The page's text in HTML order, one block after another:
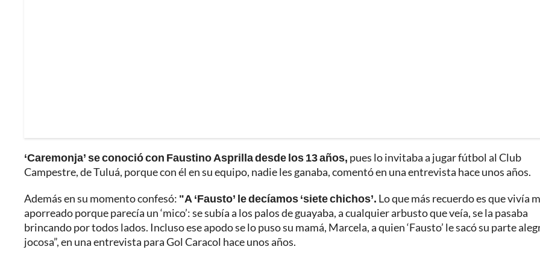
‘Caremonja’ se conoció con Faustino Asprilla desde los 13 años, pues lo invitaba a jugar fútbol al Club
Campestre, de Tuluá, porque con él en su equipo, nadie les ganaba, comentó en una entrevista hace unos años.
Además en su momento confesó: "A ‘Fausto’ le decíamos ‘siete chichos’. Lo que más recuerdo es que vivía
aporreado porque parecía un ‘mico’: se subía a los palos de guayaba, a cualquier arbusto que veía, se la pasaba
brincando por todos lados. Incluso ese apodo se lo puso su mamá, Marcela, a quien ‘Fausto’ le sacó su parte
jocosa”, en una entrevista para Gol Caracol hace unos años.